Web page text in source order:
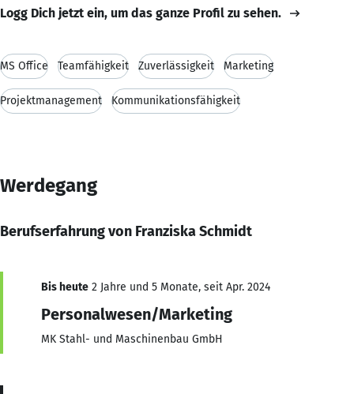
Logg Dich jetzt ein, um das ganze Profil zu sehen.
MS Office Teamfähigkeit Zuverlässigkeit Marketing
Projektmanagement Kommunikationsfähigkeit
Werdegang
Berufserfahrung von Franziska Schmidt
Bis heute 2 Jahre und 5 Monate, seit Apr. 2024
Personalwesen/Marketing
MK Stahl- und Maschinenbau GmbH